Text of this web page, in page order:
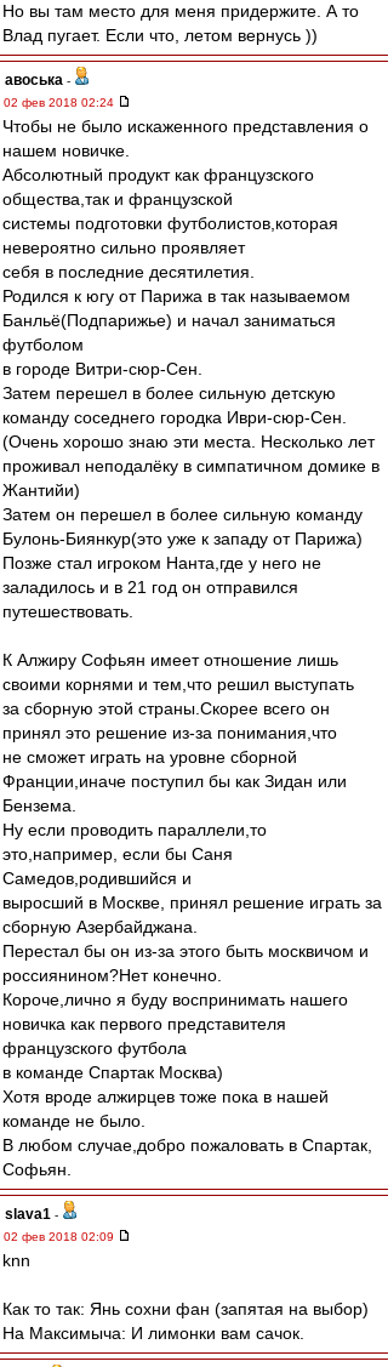
Но вы там место для меня придержите. А то
Влад пугает. Если что, летом вернусь ))
авоська -
02 фев 2018 02:24
Чтобы не было искаженного представления о
нашем новичке.
Абсолютный продукт как французского
общества,так и французской
системы подготовки футболистов,которая
невероятно сильно проявляет
себя в последние десятилетия.
Родился к югу от Парижа в так называемом
Банльё(Подпарижье) и начал заниматься
футболом
в городе Витри-сюр-Сен.
Затем перешел в более сильную детскую
команду соседнего городка Иври-сюр-Сен.
(Очень хорошо знаю эти места. Несколько лет
проживал неподалёку в симпатичном домике в
Жантийи)
Затем он перешел в более сильную команду
Булонь-Биянкур(это уже к западу от Парижа)
Позже стал игроком Нанта,где у него не
заладилось и в 21 год он отправился
путешествовать.
К Алжиру Софьян имеет отношение лишь
своими корнями и тем,что решил выступать
за сборную этой страны.Скорее всего он
принял это решение из-за понимания,что
не сможет играть на уровне сборной
Франции,иначе поступил бы как Зидан или
Бензема.
Ну если проводить параллели,то
это,например, если бы Саня
Самедов,родившийся и
выросший в Москве, принял решение играть за
сборную Азербайджана.
Перестал бы он из-за этого быть москвичом и
россиянином?Нет конечно.
Короче,лично я буду воспринимать нашего
новичка как первого представителя
французского футбола
в команде Спартак Москва)
Хотя вроде алжирцев тоже пока в нашей
команде не было.
В любом случае,добро пожаловать в Спартак,
Софьян.
slava1 -
02 фев 2018 02:09
knn
Как то так: Янь сохни фан (запятая на выбор)
На Максимыча: И лимонки вам сачок.